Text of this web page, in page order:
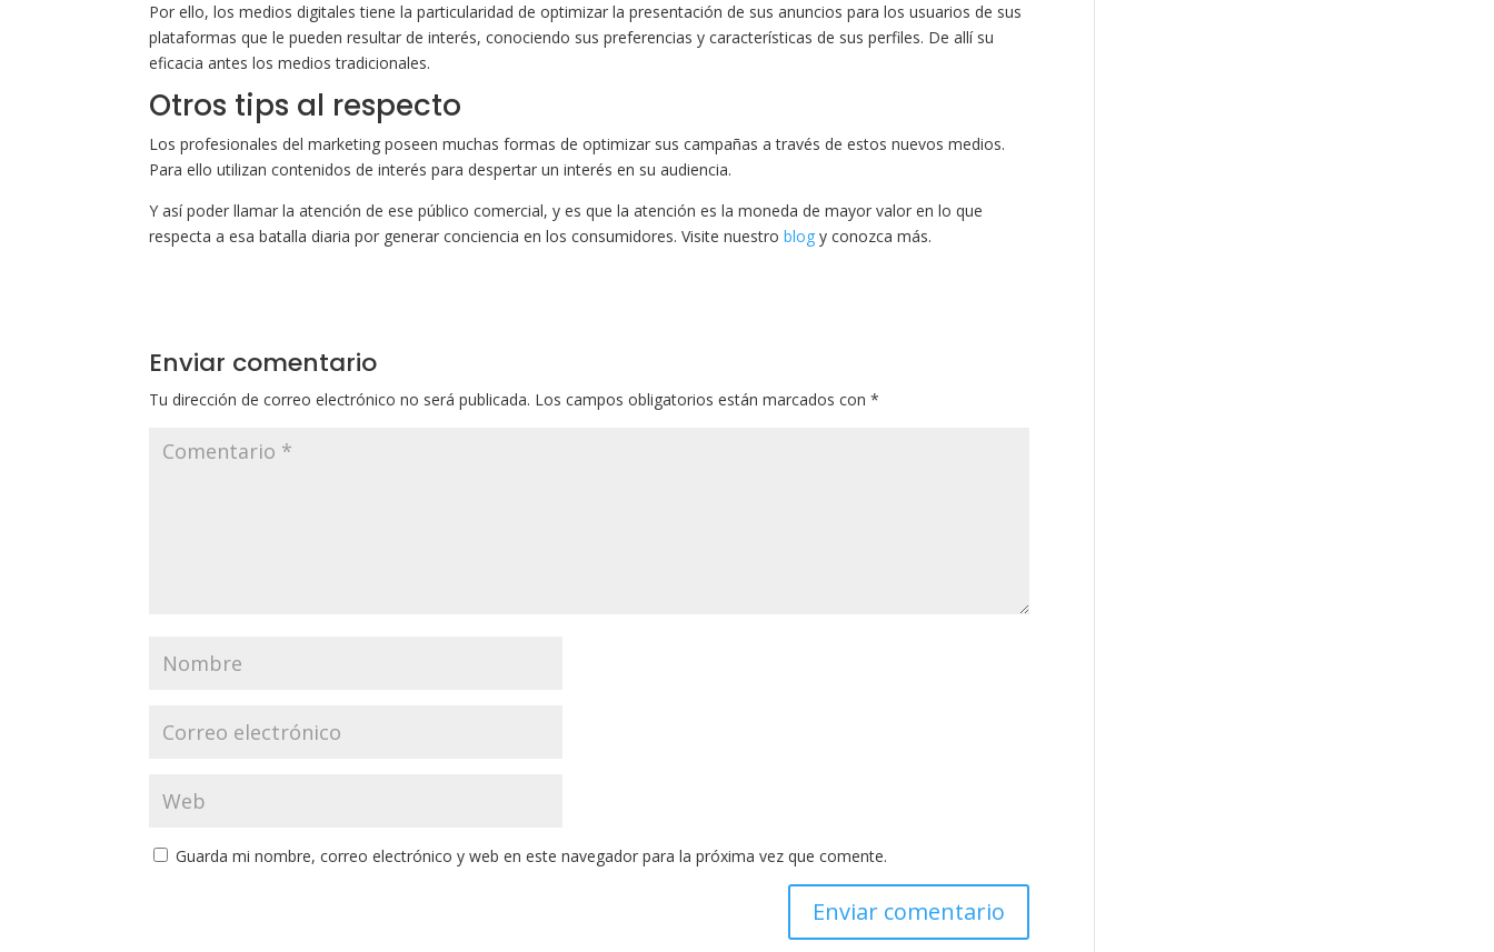
Por ello, los medios digitales tiene la particularidad de optimizar la presentación de sus anuncios para los usuarios de sus
plataformas que le pueden resultar de interés, conociendo sus preferencias y características de sus perfiles. De allí su
eficacia antes los medios tradicionales.
Otros tips al respecto
Los profesionales del marketing poseen muchas formas de optimizar sus campañas a través de estos nuevos medios.
Para ello utilizan contenidos de interés para despertar un interés en su audiencia.
Y así poder llamar la atención de ese público comercial, y es que la atención es la moneda de mayor valor en lo que
respecta a esa batalla diaria por generar conciencia en los consumidores. Visite nuestroblog y conozca más.
Enviar comentario
Tu dirección de correo electrónico no será publicada. Los campos obligatorios están marcados con*
Guarda mi nombre, correo electrónico y web en este navegador para la próxima vez que comente.